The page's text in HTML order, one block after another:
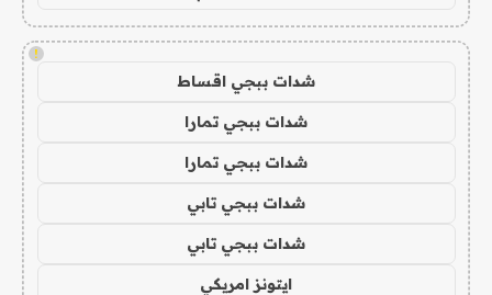
!
شدات ببجي اقساط
شدات ببجي تمارا
شدات ببجي تمارا
شدات ببجي تابي
شدات ببجي تابي
ايتونز امريكي